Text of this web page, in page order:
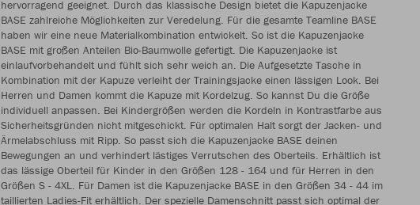
hervorragend geeignet. Durch das klassische Design bietet die Kapuzenjacke
BASE zahlreiche Möglichkeiten zur Veredelung. Für die gesamte Teamline BASE
haben wir eine neue Materialkombination entwickelt. So ist die Kapuzenjacke
BASE mit großen Anteilen Bio-Baumwolle gefertigt. Die Kapuzenjacke ist
einlaufvorbehandelt und fühlt sich sehr weich an. Die Aufgesetzte Tasche in
Kombination mit der Kapuze verleiht der Trainingsjacke einen lässigen Look. Bei
Herren und Damen kommt die Kapuze mit Kordelzug. So kannst Du die Größe
individuell anpassen. Bei Kindergrößen werden die Kordeln in Kontrastfarbe aus
Sicherheitsgründen nicht mitgeschickt. Für optimalen Halt sorgt der Jacken- und
Ärmelabschluss mit Ripp. So passt sich die Kapuzenjacke BASE deinen
Bewegungen an und verhindert lästiges Verrutschen des Oberteils. Erhältlich ist
das lässige Oberteil für Kinder in den Größen 128 - 164 und für Herren in den
Größen S - 4XL. Für Damen ist die Kapuzenjacke BASE in den Größen 34 - 44 im
taillierten Ladies-Fit erhältlich. Der spezielle Damenschnitt passt sich optimal der